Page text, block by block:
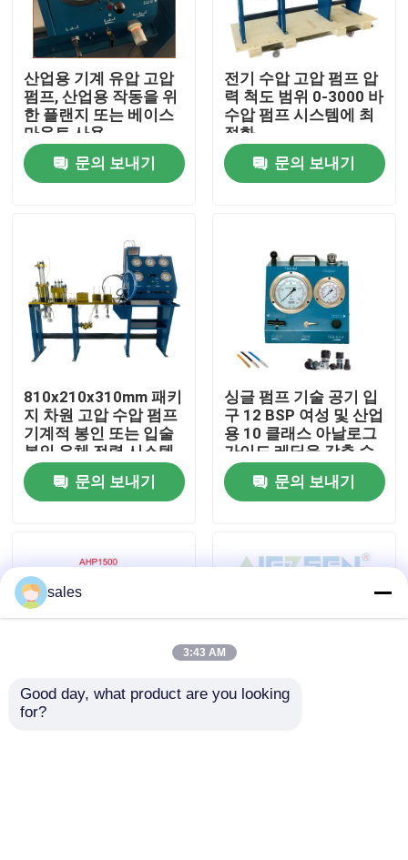
집
제품
비디오
우리 에 관한 것
공장 투어
품질 관리
산업용 기계 유압 고압
펌프, 산업용 작동을 위
한 플랜지 또는 베이스
마운트 사용
문의 보내기
전기 수압 고압 펌프 압
력 척도 범위 0-3000 바
수압 펌프 시스템에 최
적화
문의 보내기
810x210x310mm 패키
지 차원 고압 수압 펌프
기계적 봉인 또는 입술
봉인 유체 전력 시스템
에 설계
문의 보내기
싱글 펌프 기술 공기 입
구 12 BSP 여성 및 산업
용 10 클래스 아날로그
가이드 레딩을 갖춘 수
압 고압 펌프
문의 보내기
산업용 5~50리터/분 유
sales
3:43 AM
Good day, what product are you looking
for?